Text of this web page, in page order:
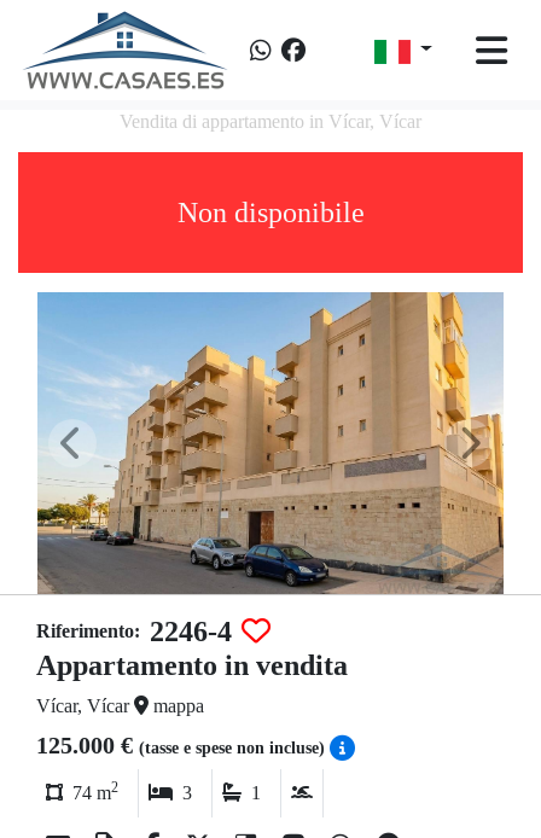
Vendita di appartamento in Vícar, Vícar
Non disponibile
Riferimento: 2246-4
Appartamento in vendita
Vícar, Vícar mappa
125.000 € (tasse e spese non incluse)
74 m2 3 1